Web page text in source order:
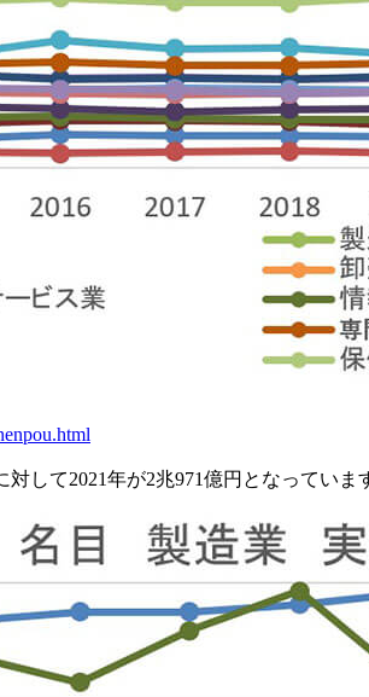
て2021年が2兆971億円となっていま